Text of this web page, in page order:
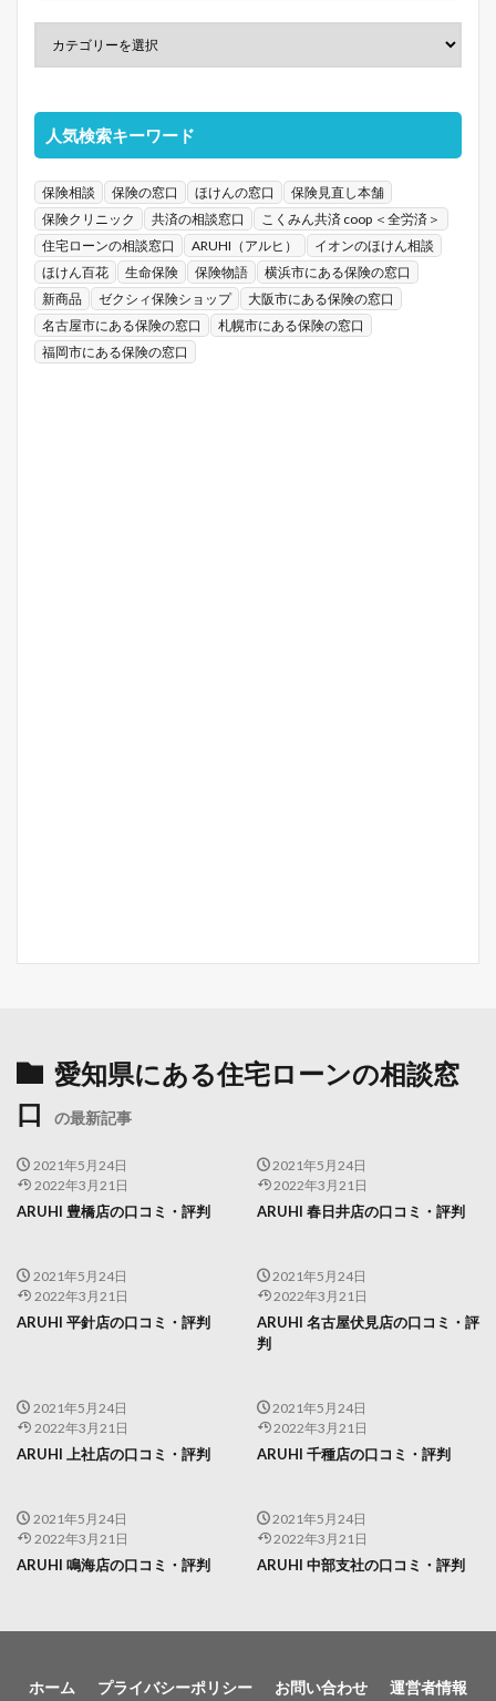
人気検索キーワード
保険相談 保険の窓口 ほけんの窓口
保険見直し本舗
保険クリニック
共済の相談窓口
こくみん共済 coop ＜全労済＞
住宅ローンの相談窓口
ARUHI（アルヒ）
イオンのほけん相談
ほけん百花
生命保険 保険物語
横浜市にある保険の窓口
新商品
ゼクシィ保険ショップ
大阪市にある保険の窓口
名古屋市にある保険の窓口
札幌市にある保険の窓口
福岡市にある保険の窓口
愛知県にある住宅ローンの相談窓
口
の最新記事
2021年5月24日
2022年3月21日
ARUHI 豊橋店の口コミ・評判
2021年5月24日
2022年3月21日
ARUHI 春日井店の口コミ・評判
2021年5月24日
2022年3月21日
ARUHI 平針店の口コミ・評判
2021年5月24日
2022年3月21日
ARUHI 名古屋伏見店の口コミ・評
判
2021年5月24日
2022年3月21日
ARUHI 上社店の口コミ・評判
2021年5月24日
2022年3月21日
ARUHI 千種店の口コミ・評判
2021年5月24日
2022年3月21日
ARUHI 鳴海店の口コミ・評判
2021年5月24日
2022年3月21日
ARUHI 中部支社の口コミ・評判
ホーム プライバシーポリシー お問い合わせ 運営者情報